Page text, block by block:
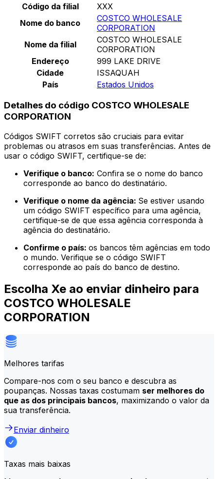
Código da filial
XXX
Nome do banco
COSTCO WHOLESALE
CORPORATION
Nome da filial
COSTCO WHOLESALE
CORPORATION
Endereço
999 LAKE DRIVE
Cidade
ISSAQUAH
País
Estados Unidos
Detalhes do código COSTCO WHOLESALE
CORPORATION
Códigos SWIFT corretos são cruciais para evitar
problemas ou atrasos em suas transferências. Antes de
usar o código SWIFT, certifique-se de:
Verifique o banco: Confira se o nome do banco
corresponde ao banco do destinatário.
Verifique o nome da agência: Se estiver usando
um código SWIFT específico para uma agência,
certifique-se de que essa agência corresponda à
agência do destinatário.
Confirme o país: os bancos têm agências em todo
o mundo. Verifique se o código SWIFT
corresponde ao país do banco de destino.
Escolha Xe ao enviar dinheiro para
COSTCO WHOLESALE
CORPORATION
Melhores tarifas
Compare-nos com o seu banco e descubra as
poupanças. Nossas taxas costumam ser melhores do
que as dos principais bancos, maximizando o valor da
sua transferência.
Enviar dinheiro
Taxas mais baixas